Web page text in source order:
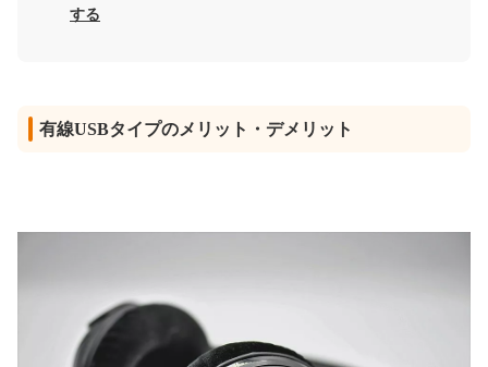
する
有線USBタイプのメリット・デメリット